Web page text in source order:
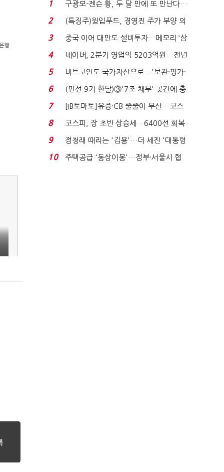
행
1
구광모-젠슨 황, 두 달 만에 또 만난다…
로봇·AI 등 논...
2
(특징주)윙입푸드, 경영진 주가 부양 의
지에 상한가...
3
중국 이어 대만도 설비투자…메모리 ‘삼
국전쟁’
4
네이버, 2분기 영업익 5203억원…전년
비 0.2% 감소...
5
비트코인도 국가자산으로…'보관·평가·
처분' 기준은 ...
6
(민선 9기 한달)③'7조 채무' 곳간에 충
격…추미애, 20년...
7
[IB토마토]유증·CB 줄줄이 무산…코스
닥 벌점 급증에 ...
8
코스피, 장 초반 상승세…6400선 회복
시도
9
정청래 때리는 '김용'…더 세진 '대통령
최측근' 입...
10
주택공급 '동상이몽'…정부·서울시 협